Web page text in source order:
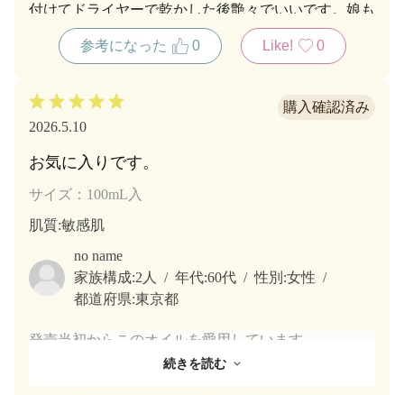
付けてドライヤーで乾かした後艶々でいいです。娘も
気に入っています。
参考になった
0 Like! 0
2026.5.10
お気に入りです。
サイズ：100mL入
肌質:敏感肌
no name
家族構成:2人 年代:60代 性別:女性
都道府県:東京都
発売当初からこのオイルを愛用しています。
香料が苦手でいろいろなメーカーのオイルを使いまし
続きを読む